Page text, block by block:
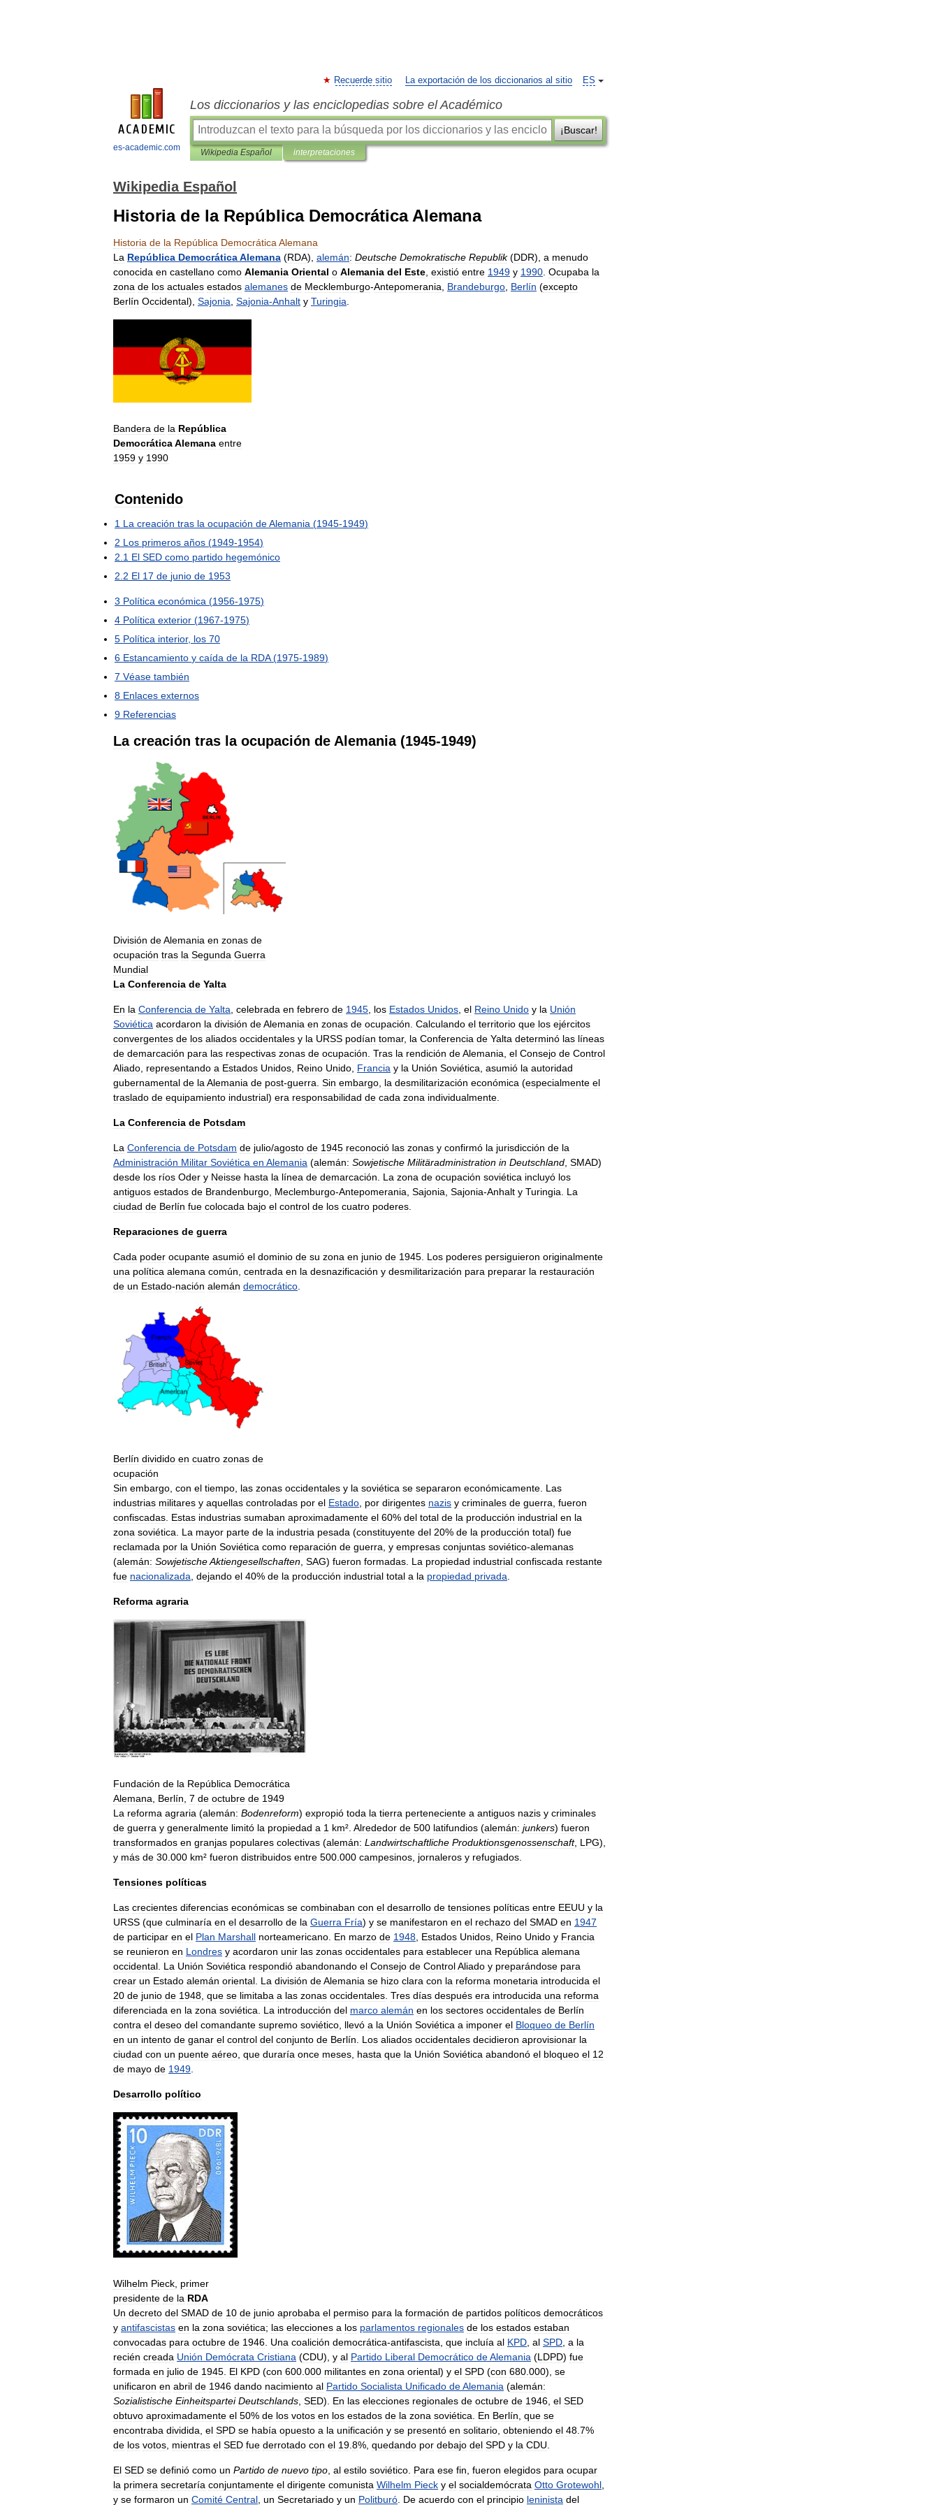
es-academic.com
ES
Recuerde sitio La exportación de los diccionarios al sitio
Los diccionarios y las enciclopedias sobre el Académico
¡Buscar!
Wikipedia Español interpretaciones
Wikipedia Español
Historia de la República Democrática Alemana
Historia de la República Democrática Alemana
La República DemocráticaAlemana (RDA), alemán: Deutsche Demokratische Republik(DDR), a menudo
conocida en castellano como Alemania Oriental o Alemania del Este existió entre 1949 y 1990 Ocupaba la
zona de los actuales estados alemanes de Mecklemburgo-Antepomerania Brandeburgo Berlín (excepto
Berlín Occidental), Sajonia Sajonia-Anhalt y Turingia
Bandera de la República
DemocráticaAlemana entre
1959 y 1990
Contenido
1 La creación tras la ocupación deAlemania (1945-1949)
2 Los primeros años (1949-1954)
2 1 El SED como partido hegemónico
2 2 El 17 de junio de 1953
3 Política económica (1956-1975)
4 Política exterior (1967-1975)
5 Política interior, los 70
6 Estancamiento y caída de la RDA(1975-1989)
7 Véase también
8 Enlaces externos
9 Referencias
La creación tras la ocupación de Alemania(1945-1949)
División deAlemania en zonas de
ocupación tras la Segunda Guerra
Mundial
La Conferencia de Yalta
En la Conferencia de Yalta celebrada en febrero de 1945 los Estados Unidos el Reino Unido y la Unión
Soviética acordaron la división deAlemania en zonas de ocupación Calculando el territorio que los ejércitos
convergentes de los aliados occidentales y la URSS podían tomar, la Conferencia de Yalta determinó las líneas
de demarcación para las respectivas zonas de ocupación Tras la rendición deAlemania el Consejo de Control
Aliado representando a Estados Unidos Reino Unido Francia y la Unión Soviética asumió la autoridad
gubernamental de la Alemania de post-guerra Sin embargo la desmilitarización económica (especialmente el
traslado de equipamiento industrial) era responsabilidad de cada zona individualmente
La Conferencia de Potsdam
La Conferencia de Potsdam de julio/agosto de 1945 reconoció las zonas y confirmó la jurisdicción de la
Administración Militar Soviética en Alemania (alemán: Sowjetische Militäradministration in Deutschland SMAD)
desde los ríos Oder y Neisse hasta la línea de demarcación La zona de ocupación soviética incluyó los
antiguos estados de Brandenburgo Meclemburgo-Antepomerania Sajonia Sajonia-Anhalt y Turingia
La
ciudad de Berlín fue colocada bajo el control de los cuatro poderes
Reparaciones de guerra
Cada poder ocupante asumió el dominio de su zona en junio de 1945 Los poderes persiguieron originalmente
una política alemana común centrada en la desnazificación y desmilitarización para preparar la restauración
de un Estado-nación alemán democrático
Berlín dividido en cuatro zonas de
ocupación
Sin embargo con el tiempo las zonas occidentales y la soviética se separaron económicamente Las
industrias militares y aquellas controladas por el Estado por dirigentes nazis y criminales de guerra fueron
confiscadas Estas industrias sumaban aproximadamente el 60% del total de la producción industrial en la
zona soviética La mayor parte de la industria pesada (constituyente del 20% de la producción total) fue
reclamada por la Unión Soviética como reparación de guerra y empresas conjuntas soviético-alemanas
(alemán: SowjetischeAktiengesellschaften SAG) fueron formadas La propiedad industrial confiscada restante
fue nacionalizada dejando el 40% de la producción industrial total a la propiedad privada
Reforma agraria
Fundación de la República Democrática
Alemana, Berlín, 7 de octubre de 1949
La reforma agraria (alemán: Bodenreform) expropió toda la tierra perteneciente a antiguos nazis y criminales
de guerra y generalmente limitó la propiedad a 1 km². Alrededor de 500 latifundios (alemán: junkers) fueron
transformados en granjas populares colectivas (alemán: Landwirtschaftliche Produktionsgenossenschaft, LPG),
y más de 30.000 km² fueron distribuidos entre 500.000 campesinos, jornaleros y refugiados.
Tensiones políticas
Las crecientes diferencias económicas se combinaban con el desarrollo de tensiones políticas entre EEUU y la
URSS (que culminaría en el desarrollo de la Guerra Fría) y se manifestaron en el rechazo del SMAD en 1947
de participar en el Plan Marshall norteamericano. En marzo de 1948, Estados Unidos, Reino Unido y Francia
se reunieron en Londres y acordaron unir las zonas occidentales para establecer una República alemana
occidental. La Unión Soviética respondió abandonando el Consejo de ControlAliado y preparándose para
crear un Estado alemán oriental. La división deAlemania se hizo clara con la reforma monetaria introducida el
20 de junio de 1948, que se limitaba a las zonas occidentales. Tres días después era introducida una reforma
diferenciada en la zona soviética. La introducción del marco alemán en los sectores occidentales de Berlín
contra el deseo del comandante supremo soviético, llevó a la Unión Soviética a imponer el Bloqueo de Berlín
en un intento de ganar el control del conjunto de Berlín. Los aliados occidentales decidieron aprovisionar la
ciudad con un puente aéreo, que duraría once meses, hasta que la Unión Soviética abandonó el bloqueo el 12
de mayo de 1949.
Desarrollo político
Wilhelm Pieck, primer
presidente de la RDA
Un decreto del SMAD de 10 de junio aprobaba el permiso para la formación de partidos políticos democráticos
y antifascistas en la zona soviética; las elecciones a los parlamentos regionales de los estados estaban
convocadas para octubre de 1946. Una coalición democrática-antifascista, que incluía al KPD, al SPD, a la
recién creada Unión Demócrata Cristiana (CDU), y al Partido Liberal Democrático deAlemania (LDPD) fue
formada en julio de 1945. El KPD (con 600.000 militantes en zona oriental) y el SPD (con 680.000), se
unificaron en abril de 1946 dando nacimiento al Partido Socialista Unificado deAlemania (alemán:
Sozialistische Einheitspartei Deutschlands, SED). En las elecciones regionales de octubre de 1946, el SED
obtuvo aproximadamente el 50% de los votos en los estados de la zona soviética. En Berlín, que se
encontraba dividida, el SPD se había opuesto a la unificación y se presentó en solitario, obteniendo el 48.7%
de los votos, mientras el SED fue derrotado con el 19.8%, quedando por debajo del SPD y la CDU.
El SED se definió como un Partido de nuevo tipo, al estilo soviético. Para ese fin, fueron elegidos para ocupar
la primera secretaría conjuntamente el dirigente comunista Wilhelm Pieck y el socialdemócrata Otto Grotewohl,
y se formaron un Comité Central, un Secretariado y un Politburó. De acuerdo con el principio leninista del